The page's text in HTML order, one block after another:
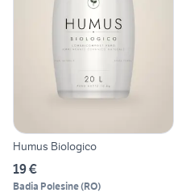
Humus Biologico
19 €
Badia Polesine(RO)